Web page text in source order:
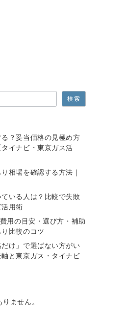
検索
？妥当価格の見極め方
イナビ・東京ガス活
相場を確認する方法｜
いる人は？比較で失敗
用術
用の目安・選び方・補助
比較のコツ
け」で選ばない方がい
と東京ガス・タイナビ
ません。